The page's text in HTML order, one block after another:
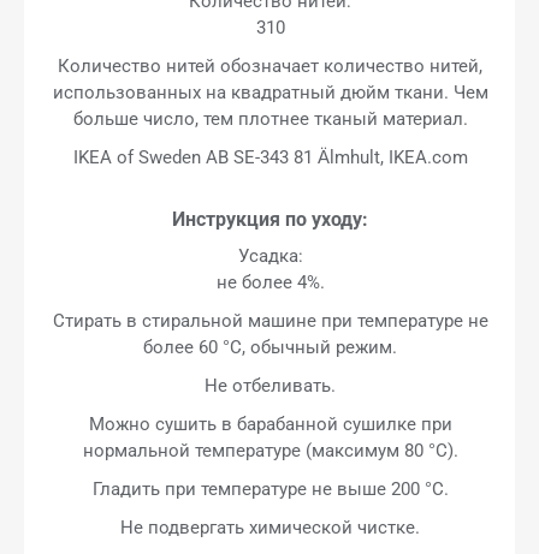
310
Количество нитей обозначает количество нитей,
использованных на квадратный дюйм ткани. Чем
больше число, тем плотнее тканый материал.
IKEA of Sweden AB SE-343 81 Älmhult, IKEA.com
Инструкция по уходу:
Усадка:
не более 4%.
Стирать в стиральной машине при температуре не
более 60 °C, обычный режим.
Не отбеливать.
Можно сушить в барабанной сушилке при
нормальной температуре (максимум 80 °C).
Гладить при температуре не выше 200 °C.
Не подвергать химической чистке.